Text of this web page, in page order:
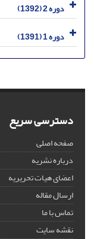
دوره 2 (1392)
دوره 1 (1391)
دسترسی سریع
صفحه اصلی
درباره نشریه
اعضای هیات تحریریه
ارسال مقاله
تماس با ما
نقشه سایت